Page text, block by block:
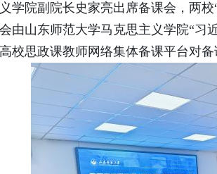
学院副院长史家亮出席备课会，两
由山东师范大学马克思主义学院“习
校思政课教师网络集体备课平台对